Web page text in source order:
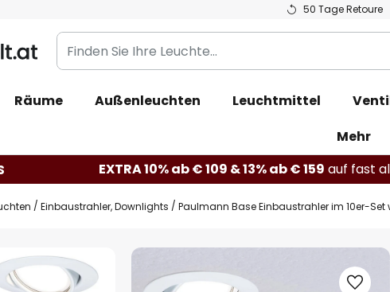
50 Tage Retoure
Finden
Sie
Leuchte...
Räume Außenleuchten Leuchtmittel
Mehr
EXTRA 10% ab € 109 & 13% ab € 159 auf fast
Einbaustrahler, Downlights Paulmann Base Einbaustrahler im 10er-Set